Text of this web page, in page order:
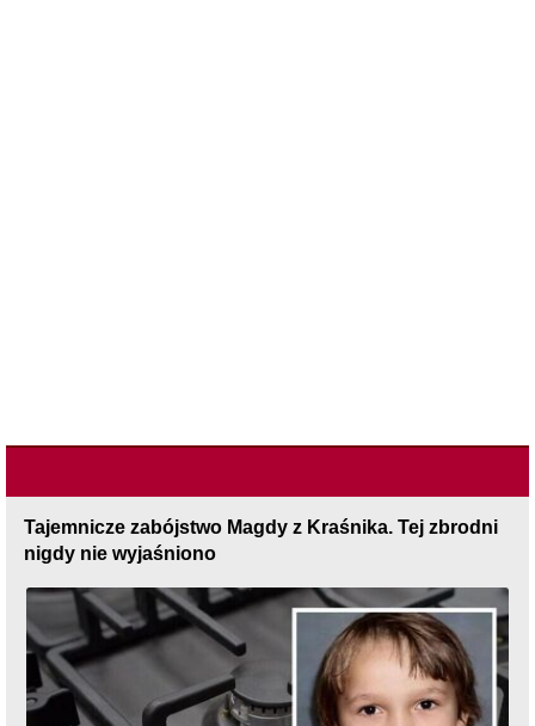
Tajemnicze zabójstwo Magdy z Kraśnika. Tej zbrodni
nigdy nie wyjaśniono